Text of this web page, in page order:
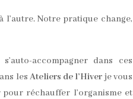
l’autre. Notre pratique change,
accompagner dans ces
les Ateliers de l’Hiver je vous
réchauffer l’organisme et